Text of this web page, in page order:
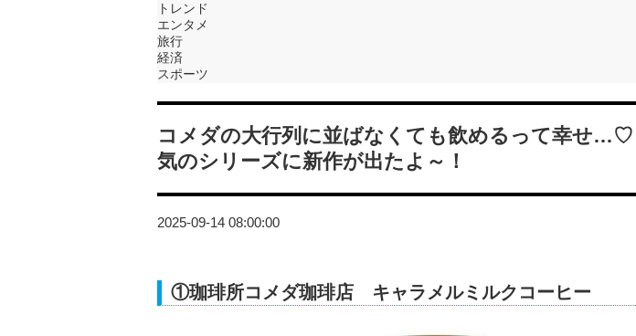
トレンド
エンタメ
旅行
経済
スポーツ
コメダの大行列に並ばなくても飲めるって幸せ
気のシリーズに新作が出たよ～！
2025-09-14 08:00:00
①珈琲所コメダ珈琲店 キャラメルミルクコーヒー